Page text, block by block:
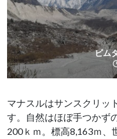
ビム
マナスルはサンスクリッ
す。自然はほぼ手つかず
200ｋｍ。標高8,163ｍ、